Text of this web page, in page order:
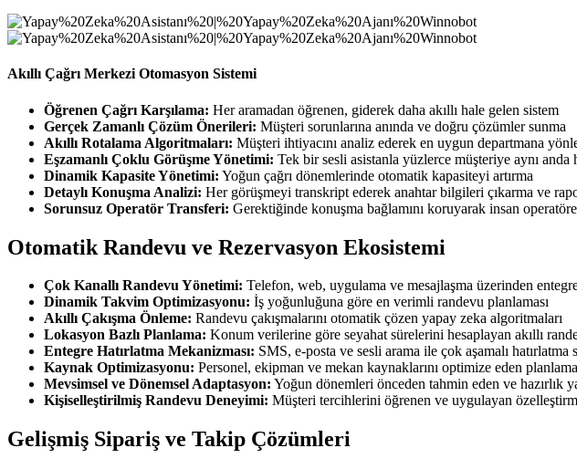
Akıllı Çağrı Merkezi Otomasyon Sistemi
Öğrenen Çağrı Karşılama: Her aramadan öğrenen, giderek daha akıllı hale gelen sistem
Gerçek Zamanlı Çözüm Önerileri: Müşteri sorunlarına anında ve doğru çözümler sunma
Akıllı Rotalama Algoritmaları: Müşteri ihtiyacını analiz ederek en uygun departmana
Eşzamanlı Çoklu Görüşme Yönetimi: Tek bir sesli asistanla yüzlerce müşteriye aynı anda
Dinamik Kapasite Yönetimi: Yoğun çağrı dönemlerinde otomatik kapasiteyi artırma
Detaylı Konuşma Analizi: Her görüşmeyi transkript ederek anahtar bilgileri çıkarma ve
Sorunsuz Operatör Transferi: Gerektiğinde konuşma bağlamını koruyarak insan
Otomatik Randevu ve Rezervasyon Ekosistemi
Çok Kanallı Randevu Yönetimi: Telefon, web, uygulama ve mesajlaşma üzerinden
Dinamik Takvim Optimizasyonu: İş yoğunluğuna göre en verimli randevu planlaması
Akıllı Çakışma Önleme: Randevu çakışmalarını otomatik çözen yapay zeka algoritmaları
Lokasyon Bazlı Planlama: Konum verilerine göre seyahat sürelerini hesaplayan akıllı
Entegre Hatırlatma Mekanizması: SMS, e-posta ve sesli arama ile çok aşamalı hatırlatma
Kaynak Optimizasyonu: Personel, ekipman ve mekan kaynaklarını optimize eden planlama
Mevsimsel ve Dönemsel Adaptasyon: Yoğun dönemleri önceden tahmin eden ve hazırlık
Kişiselleştirilmiş Randevu Deneyimi: Müşteri tercihlerini öğrenen ve uygulayan
Gelişmiş Sipariş ve Takip Çözümleri